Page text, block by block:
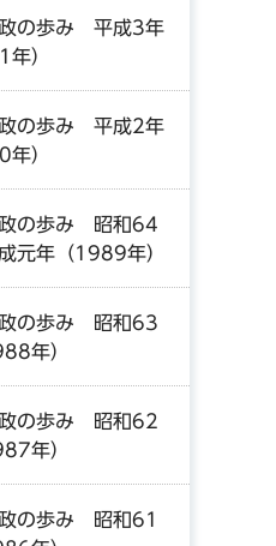
の歩み 平成3年
年）
の歩み 平成2年
年）
の歩み 昭和64
元年（1989年）
の歩み 昭和63
年）
の歩み 昭和62
年）
の歩み 昭和61